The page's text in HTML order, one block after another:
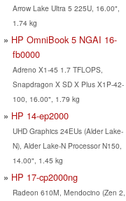
Arrow Lake Ultra 5 225U, 16.00",
1.74 kg
HP OmniBook 5 NGAI 16-
fb0000
Adreno X1-45 1.7 TFLOPS,
Snapdragon X SD X Plus X1P-42-
100, 16.00", 1.79 kg
HP 14-ep2000
UHD Graphics 24EUs (Alder Lake-
N), Alder Lake-N Processor N150,
14.00", 1.45 kg
HP 17-cp2000ng
Radeon 610M, Mendocino (Zen 2,